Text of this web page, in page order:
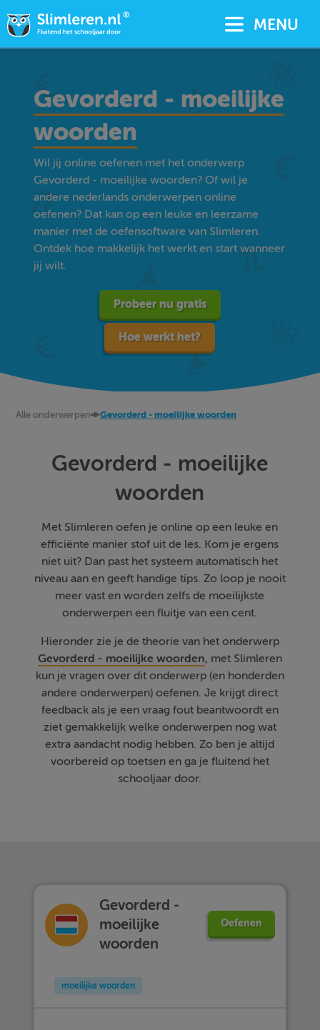
MENU
Gevorderd - moeilijke
woorden
Wil jij online oefenen met het onderwerp
Gevorderd - moeilijke woorden? Of wil je
andere nederlands onderwerpen online
oefenen? Dat kan op een leuke en leerzame
manier met de oefensoftware van Slimleren.
Ontdek hoe makkelijk het werkt en start wanneer
jij wilt.
Probeer nu gratis
Hoe werkt het?
Alle onderwerpen Gevorderd - moeilijke woorden
Gevorderd - moeilijke
woorden
Met Slimleren oefen je online op een leuke en
efficiënte manier stof uit de les. Kom je ergens
niet uit? Dan past het systeem automatisch het
niveau aan en geeft handige tips. Zo loop je nooit
meer vast en worden zelfs de moeilijkste
onderwerpen een fluitje van een cent.
Hieronder zie je de theorie van het onderwerp
Gevorderd - moeilijke woorden, met Slimleren
kun je vragen over dit onderwerp (en honderden
andere onderwerpen) oefenen. Je krijgt direct
feedback als je een vraag fout beantwoordt en
ziet gemakkelijk welke onderwerpen nog wat
extra aandacht nodig hebben. Zo ben je altijd
voorbereid op toetsen en ga je fluitend het
schooljaar door.
Gevorderd -
moeilijke
woorden
Oefenen
moeilijke woorden